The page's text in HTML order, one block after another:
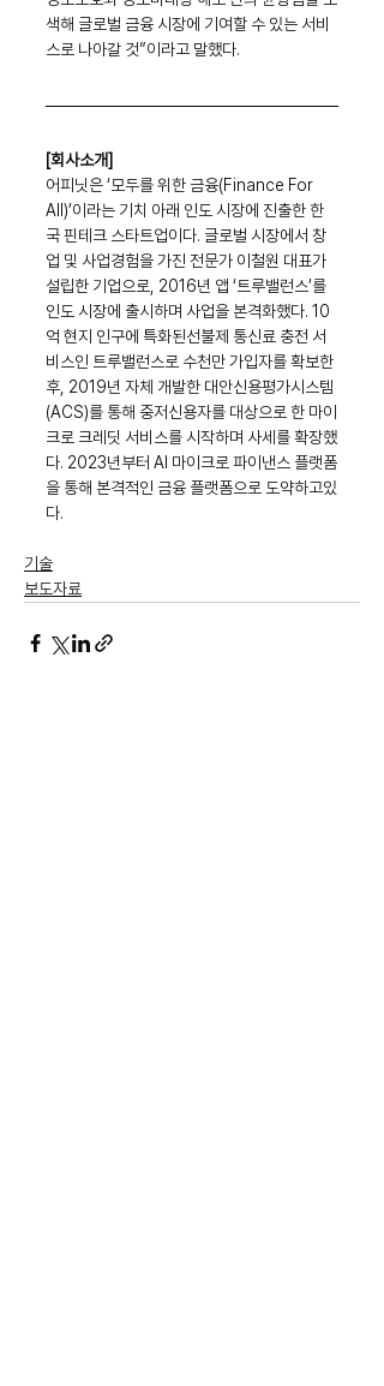
색해 글로벌 금융 시장에 기여할 수 있는 서비
스로 나아갈 것”이라고 말했다.
[회사소개]
어피닛은 ‘모두를 위한 금융(Finance For
All)’이라는 기치 아래 인도 시장에 진출한 한
국 핀테크 스타트업이다. 글로벌 시장에서 창
업 및 사업경험을 가진 전문가 이철원 대표가
설립한 기업으로, 2016년 앱 ‘트루밸런스’를
인도 시장에 출시하며 사업을 본격화했다. 10
억 현지 인구에 특화된선불제 통신료 충전 서
비스인 트루밸런스로 수천만 가입자를 확보한
후, 2019년 자체 개발한 대안신용평가시스템
(ACS)를 통해 중저신용자를 대상으로 한 마이
크로 크레딧 서비스를 시작하며 사세를 확장했
다. 2023년부터 AI 마이크로 파이낸스 플랫폼
을 통해 본격적인 금융 플랫폼으로 도약하고있
다.
기술
보도자료